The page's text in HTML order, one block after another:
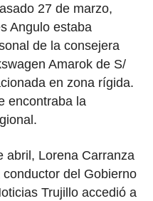
27 de marzo,
Angulo estaba
de la consejera
Amarok de S/
en zona rígida.
encontraba la
abril, Lorena Carranza
del Gobierno
Trujillo accedió a